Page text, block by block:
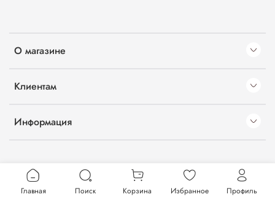
О магазине
Клиентам
Информация
Главная Поиск Корзина Избранное Профиль